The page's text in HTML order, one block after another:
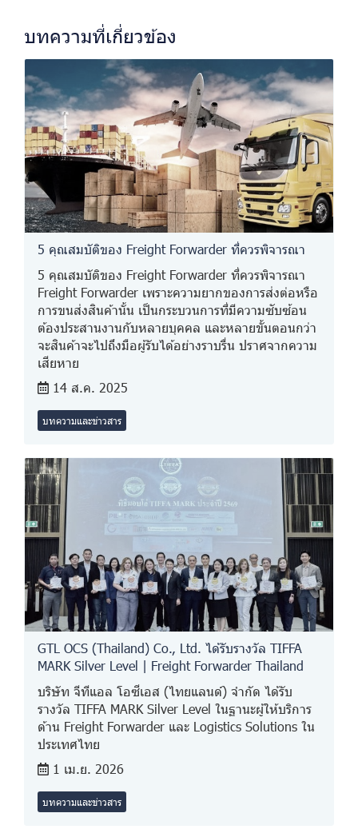
บทความที่เกี่ยวข้อง
5 คุณสมบัติของ Freight Forwarder ที่ควรพิจารณา
5 คุณสมบัติของ Freight Forwarder ที่ควรพิจารณา
Freight Forwarder เพราะความยากของการส่งต่อหรือ
การขนส่งสินค้านั้น เป็นกระบวนการที่มีความซับซ้อน
ต้องประสานงานกับหลายบุคคล และหลายขั้นตอนกว่า
จะสินค้าจะไปถึงมือผู้รับได้อย่างราบรื่น ปราศจากความ
เสียหาย
14 ส.ค. 2025
บทความและข่าวสาร
GTL OCS (Thailand) Co., Ltd. ได้รับรางวัล TIFFA
MARK Silver Level | Freight Forwarder Thailand
บริษัท จีทีแอล โอซีเอส (ไทยแลนด์) จำกัด ได้รับ
รางวัล TIFFA MARK Silver Level ในฐานะผู้ให้บริการ
ด้าน Freight Forwarder และ Logistics Solutions ใน
ประเทศไทย
1 เม.ย. 2026
บทความและข่าวสาร